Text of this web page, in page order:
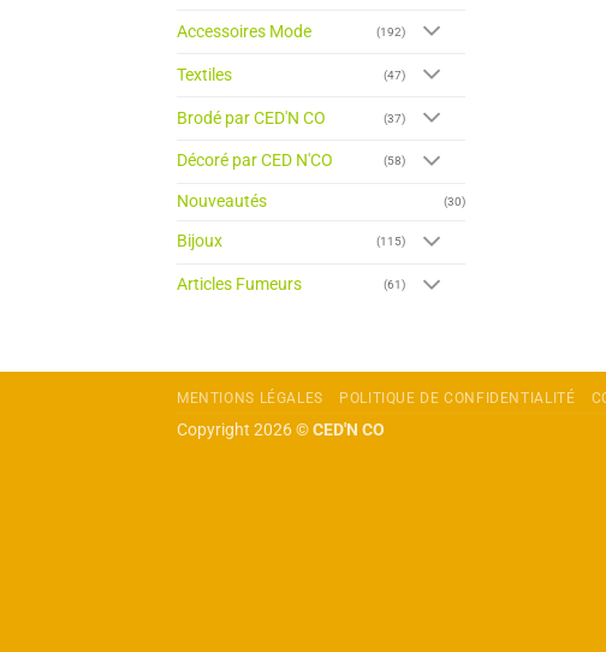
Accessoires Mode (192)
Textiles (47)
Brodé par CED'N CO (37)
Décoré par CED N'CO (58)
Nouveautés (30)
Bijoux (115)
Articles Fumeurs (61)
MENTIONS LÉGALES POLITIQUE DE CONFIDENTIALITÉ
Copyright 2026 ©CED'N CO